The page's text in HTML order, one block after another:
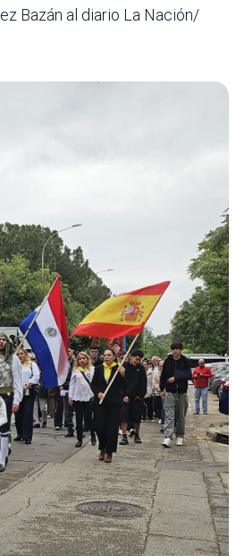
Bazán al diario La Nación/